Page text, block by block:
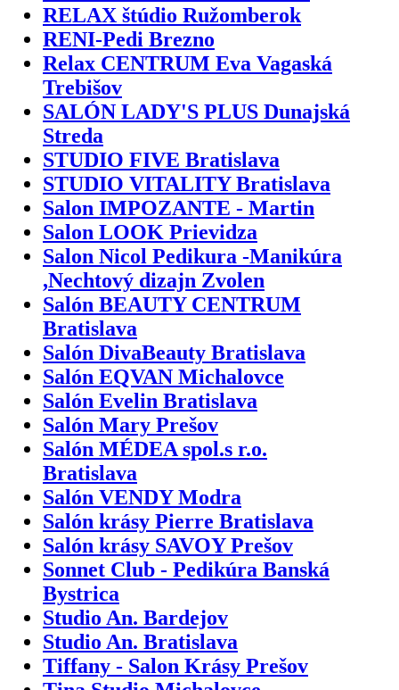
RELAX štúdio Ružomberok
RENI-Pedi Brezno
Relax CENTRUM Eva Vagaská
Trebišov
SALÓN LADY'S PLUS Dunajská
Streda
STUDIO FIVE Bratislava
STUDIO VITALITY Bratislava
Salon IMPOZANTE - Martin
Salon LOOK Prievidza
Salon Nicol Pedikura -Manikúra
,Nechtový dizajn Zvolen
Salón BEAUTY CENTRUM
Bratislava
Salón DivaBeauty Bratislava
Salón EQVAN Michalovce
Salón Evelin Bratislava
Salón Mary Prešov
Salón MÉDEA spol.s r.o.
Bratislava
Salón VENDY Modra
Salón krásy Pierre Bratislava
Salón krásy SAVOY Prešov
Sonnet Club - Pedikúra Banská
Bystrica
Studio An. Bardejov
Studio An. Bratislava
Tiffany - Salon Krásy Prešov